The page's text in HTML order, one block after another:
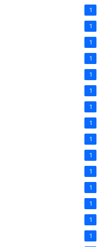
1
1
1
1
1
1
1
1
1
1
1
1
1
1
1